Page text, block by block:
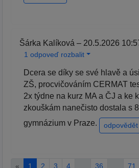
Šárka Kalíková – 20.5.2026
1 odpoveď rozbalit
Dcera se díky se své hlavě a
ZŠ, procvičováním CERMAT
2x týdne na kurz MA a ČJ a ke
zkouškám nanečisto dostala s
gymnázium v Praze.
odpovědět
« 1 2 3 4 36 71